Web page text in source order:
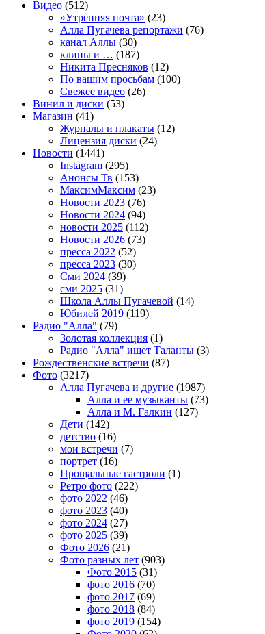
Видео (512)
»Утренняя почта» (23)
Алла Пугачева репортажи (76)
канал Аллы (30)
клипы и … (187)
Никита Пресняков (12)
По вашим просьбам (100)
Свежее видео (26)
Винил и диски (53)
Магазин (41)
Журналы и плакаты (12)
Лицензия диски (24)
Новости (1441)
Instagram (295)
Анонсы Тв (153)
МаксимМаксим (23)
Новости 2023 (76)
Новости 2024 (94)
новости 2025 (112)
Новости 2026 (73)
пресса 2022 (52)
пресса 2023 (30)
Сми 2024 (39)
сми 2025 (31)
Школа Аллы Пугачевой (14)
Юбилей 2019 (119)
Радио "Алла" (79)
Золотая коллекция (1)
Радио "Алла" ищет Таланты (3)
Рождественские встречи (87)
Фото (3217)
Алла Пугачева и другие (1987)
Алла и ее музыканты (73)
Алла и М. Галкин (127)
Дети (142)
детство (16)
мои встречи (7)
портрет (16)
Прощальные гастроли (1)
Ретро фото (222)
фото 2022 (46)
фото 2023 (40)
фото 2024 (27)
фото 2025 (39)
Фото 2026 (21)
Фото разных лет (903)
Фото 2015 (31)
фото 2016 (70)
фото 2017 (69)
фото 2018 (84)
фото 2019 (154)